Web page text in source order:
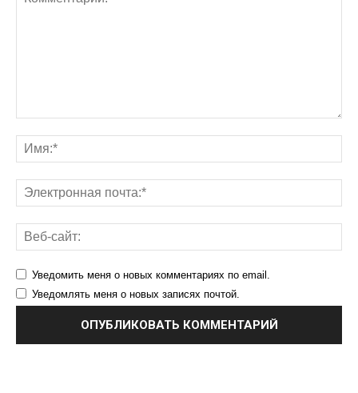
Уведомить меня о новых комментариях по email.
Уведомлять меня о новых записях почтой.